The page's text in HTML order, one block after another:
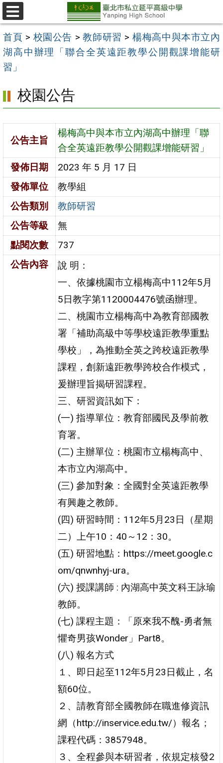
跳
至
主
要
內
選
單
首頁 > 校園公告 >教師研習 > 楊梅高中與本市立內
湖高中辦理「聯合全英遠距教學公開觀課增能研
習」
校園公告
公告主旨
楊梅高中與本市立內湖高中辦理「聯
合全英遠距教學公開觀課增能研習」
發佈日期
2023 年 5 月 17 日
發佈單位
教學組
公告類別
教師研習
公告等級
無
點閱次數
737
公告內容
說 明：
一、依據桃園市立楊梅高中112年5月
5日教字第1120004476號函辦理。
二、桃園市立楊梅高中為教育部國教
署「補助高級中等學校遠距教學重點
學校」，為推動全英之跨校遠距教學
課程，創新遠距教學跨校合作模式，
爰辦理旨揭研習課程。
三、研習資訊如下：
(一) 指導單位：教育部國民及學前教
育署。
(二) 主辦單位：桃園市立楊梅高中、
本市立內湖高中。
(三) 參加對象：全國對全英遠距教學
有興趣之教師。
(四) 研習時間：112年5月23日（星期
二）上午10：40～12：30。
(五) 研習地點：https://meet.google.c
om/qnwnhyj-ura。
(六) 授課講師 : 內湖高中英文科王詠瑜
教師。
(七) 課程主題：「原來我不醜-勇者無
懼奇男孩Wonder」Part8。
(八) 報名方式
１、即日起至112年5月23日截止，名
額60位。
２、請教育部全國教師在職進修資訊
網（http://inservice.edu.tw/）報名；
課程代碼：3857948。
３、全程參與本研習者，依規定核發2